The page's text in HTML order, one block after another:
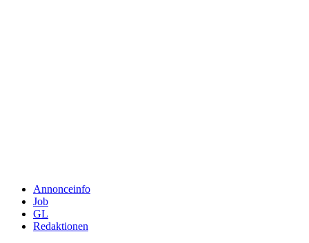
Annonceinfo
Job
GL
Redaktionen